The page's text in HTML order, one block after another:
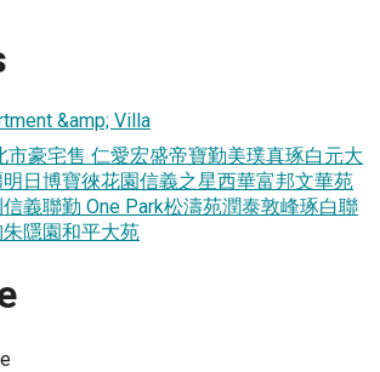
&amp; Villa
市豪宅售 仁愛宏盛帝寶勤美璞真琢白元大
日博寶徠花園信義之星西華富邦文華苑
義聯勤 One Park松濤苑潤泰敦峰琢白聯
隱園和平大苑